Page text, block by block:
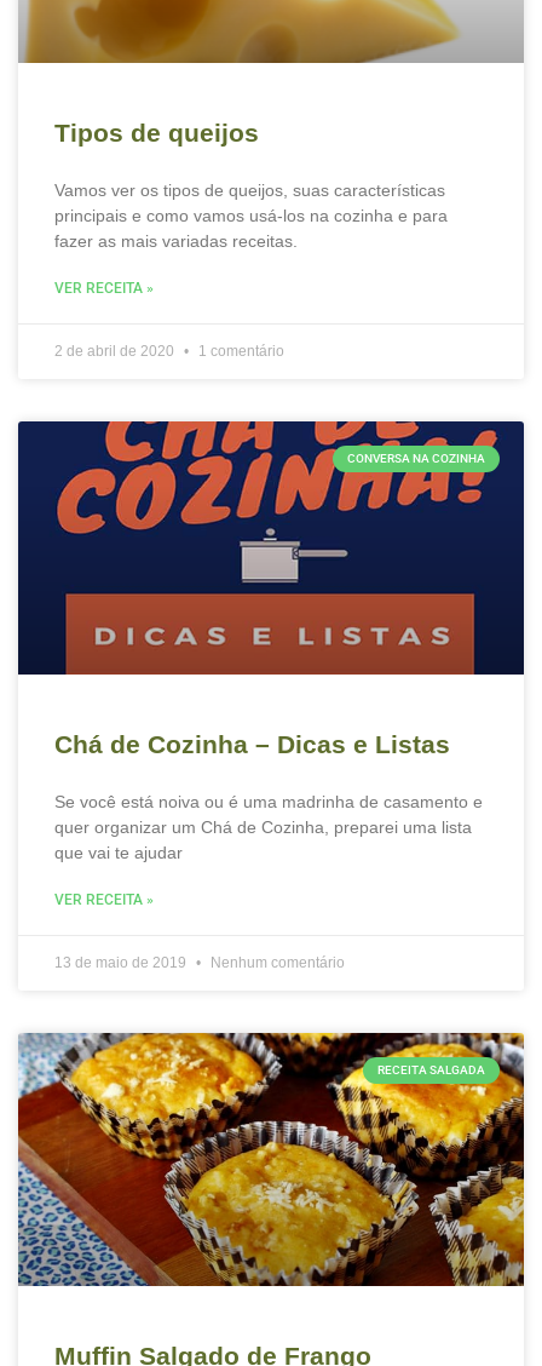
Tipos de queijos
Vamos ver os tipos de queijos, suas características
principais e como vamos usá-los na cozinha e para
fazer as mais variadas receitas.
VER RECEITA »
2 de abril de 2020 1 comentário
CONVERSA NA COZINHA
Chá de Cozinha – Dicas e Listas
Se você está noiva ou é uma madrinha de casamento e
quer organizar um Chá de Cozinha, preparei uma lista
que vai te ajudar
VER RECEITA »
13 de maio de 2019 Nenhum comentário
RECEITA SALGADA
Muffin Salgado de Frango